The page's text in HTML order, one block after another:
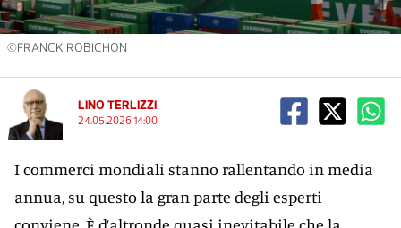
©FRANCK ROBICHON
LINO TERLIZZI
24.05.2026 14:00
I commerci mondiali stanno rallentando in media
annua, su questo la gran parte degli esperti